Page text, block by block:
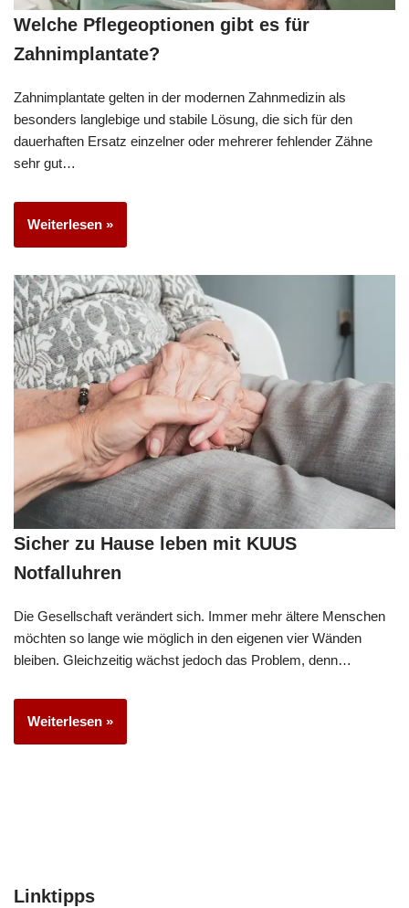
Welche Pflegeoptionen gibt es für
Zahnimplantate?
Zahnimplantate gelten in der modernen Zahnmedizin als
besonders langlebige und stabile Lösung, die sich für den
dauerhaften Ersatz einzelner oder mehrerer fehlender Zähne
sehr gut…
Weiterlesen »
Sicher zu Hause leben mit KUUS
Notfalluhren
Die Gesellschaft verändert sich. Immer mehr ältere Menschen
möchten so lange wie möglich in den eigenen vier Wänden
bleiben. Gleichzeitig wächst jedoch das Problem, denn…
Weiterlesen »
Linktipps